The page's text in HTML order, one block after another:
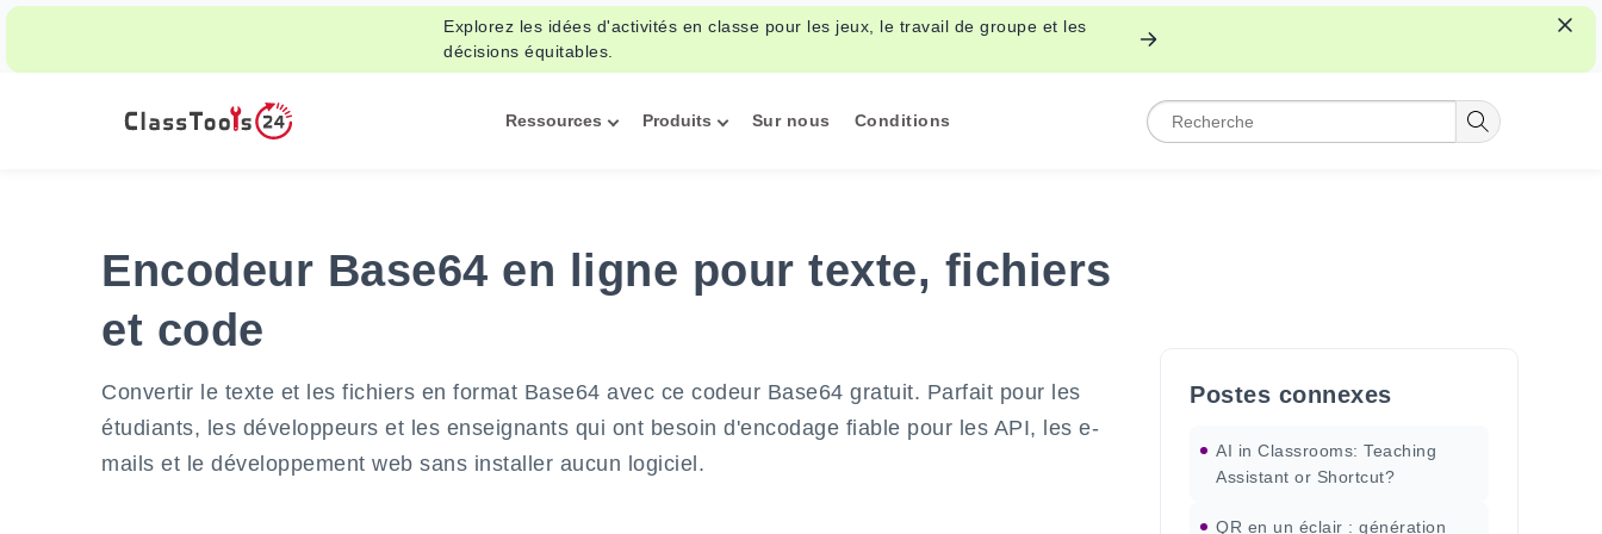
Explorez les idées d'activités en classe pour les jeux, le travail de groupe et les
décisions équitables.
Ressources Produits Sur nous Conditions
Encodeur Base64 en ligne pour texte, fichiers
et code
Convertir le texte et les fichiers en format Base64 avec ce codeur Base64 gratuit. Parfait pour les
étudiants, les développeurs et les enseignants qui ont besoin d'encodage fiable pour les API, les e-
mails et le développement web sans installer aucun logiciel.
Postes connexes
AI in Classrooms: Teaching
Assistant or Shortcut?
QR en un éclair : génération